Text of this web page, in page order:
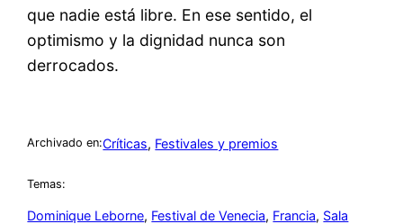
que nadie está libre. En ese sentido, el
optimismo y la dignidad nunca son
derrocados.
Archivado en:Críticas, Festivales y premios
Temas:
Dominique Leborne, Festival de Venecia, Francia, Sala